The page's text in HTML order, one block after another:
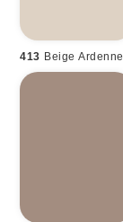
413 Beige Ardenne